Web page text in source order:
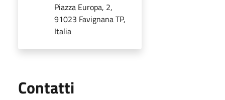
Piazza Europa, 2,
91023 Favignana TP,
Italia
Contatti